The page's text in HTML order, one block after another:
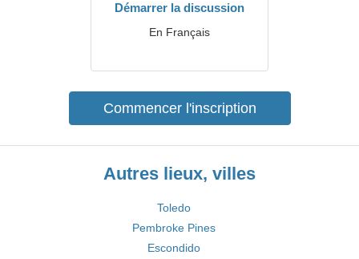
Démarrer la discussion
En Français
Commencer l'inscription
Autres lieux, villes
Toledo
Pembroke Pines
Escondido